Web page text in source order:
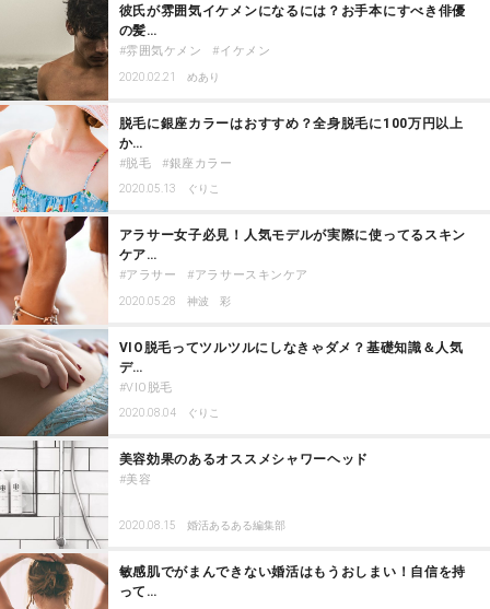
彼氏が雰囲気イケメンになるには？お手本にすべき俳優
の髪…
雰囲気ケメン イケメン
2020.02.21 めあり
脱毛に銀座カラーはおすすめ？全身脱毛に100万円以上
か…
脱毛 銀座カラー
2020.05.13 ぐりこ
アラサー女子必見！人気モデルが実際に使ってるスキン
ケア…
アラサー アラサースキンケア
2020.05.28 神波 彩
VIO脱毛ってツルツルにしなきゃダメ？基礎知識＆人気
デ…
VIO脱毛
2020.08.04 ぐりこ
美容効果のあるオススメシャワーヘッド
美容
2020.08.15 婚活あるある編集部
敏感肌でがまんできない婚活はもうおしまい！自信を持
って…